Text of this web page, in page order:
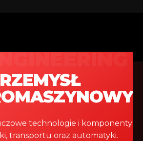
technologie i komponenty
transportu oraz automatyki.